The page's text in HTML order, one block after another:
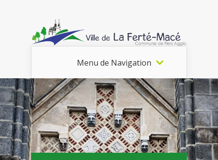
Menu de Navigation